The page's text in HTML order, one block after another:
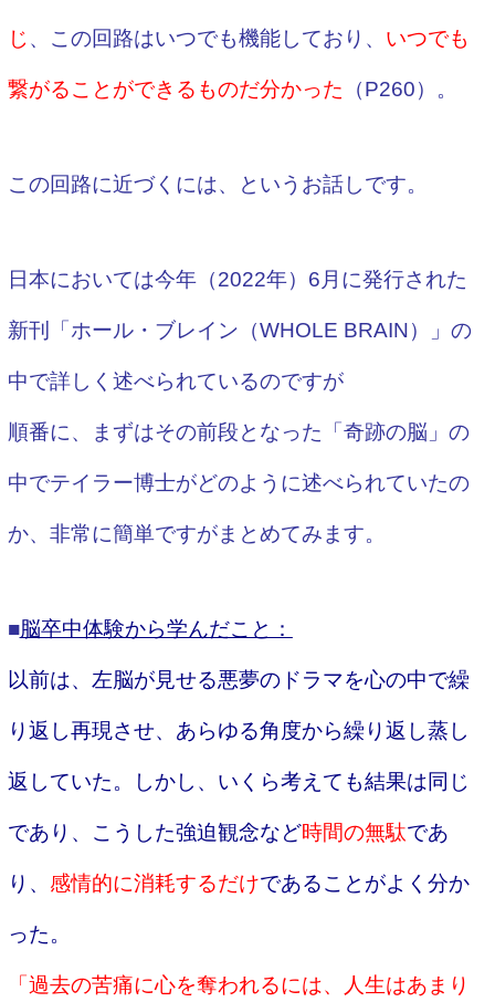
じ 、この回路はいつでも機能しており、 いつでも
繋がることができるものだ分かった （P260）。
この回路に近づくには、というお話しです。
日本においては今年（2022年）6月に発行された
新刊「ホール・ブレイン（WHOLE BRAIN）」の
中で詳しく述べられているのですが
順番に、まずはその前段となった「奇跡の脳」の
中でテイラー博士がどのように述べられていたの
か、 非常に簡単ですがまとめてみます。
■脳卒中体験から学んだこと：
以前は、左脳が見せる悪夢のドラマを心の中で繰
り返し再現させ、あらゆる角度から繰り返し蒸し
返していた。 しかし、いくら考えても結果は同じ
であり、こうした強迫観念など時間の無駄であ
り、 感情的に消耗するだけであることがよく分か
った。
「過去の苦痛に心を奪われるには、人生はあまり